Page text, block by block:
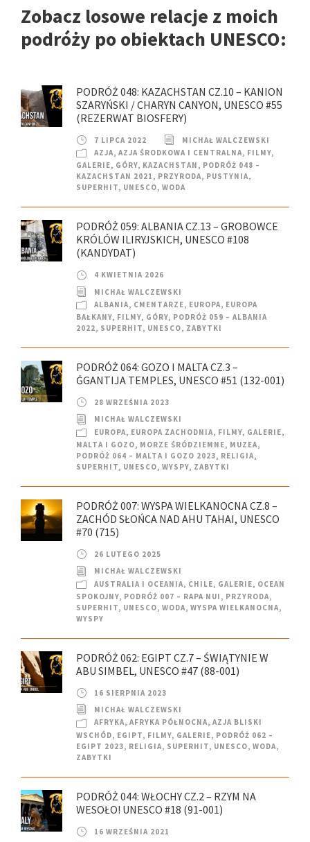
Zobacz losowe relacje z moich
podróży po obiektach UNESCO:
PODRÓŻ 048: KAZACHSTAN CZ.10 – KANION
SZARYŃSKI / CHARYN CANYON, UNESCO #55
(REZERWAT BIOSFERY)
7 LIPCA 2022
MICHAŁ WALCZEWSKI
AZJA, AZJA ŚRODKOWA I CENTRALNA, FILMY,
GALERIE, GÓRY, KAZACHSTAN , PODRÓŻ 048 –
KAZACHSTAN 2021 , PRZYRODA, PUSTYNIA,
SUPERHIT, UNESCO, WODA
PODRÓŻ 059: ALBANIA CZ.13 – GROBOWCE
KRÓLÓW ILIRYJSKICH, UNESCO #108
(KANDYDAT)
4 KWIETNIA 2026
MICHAŁ WALCZEWSKI
ALBANIA, CMENTARZE, EUROPA, EUROPA
BAŁKANY, FILMY, GÓRY, PODRÓŻ 059 – ALBANIA
2022, SUPERHIT, UNESCO, ZABYTKI
PODRÓŻ 064: GOZO I MALTA CZ.3 –
ĠGANTIJA TEMPLES, UNESCO #51 (132-001)
28 WRZEŚNIA 2023
MICHAŁ WALCZEWSKI
EUROPA, EUROPA ZACHODNIA, FILMY, GALERIE,
MALTA I GOZO, MORZE ŚRÓDZIEMNE, MUZEA,
PODRÓŻ 064 – MALTA I GOZO 2023, RELIGIA,
SUPERHIT, UNESCO, WYSPY, ZABYTKI
PODRÓŻ 007: WYSPA WIELKANOCNA CZ.8 –
ZACHÓD SŁOŃCA NAD AHU TAHAI, UNESCO
#70 (715)
26 LUTEGO 2025
MICHAŁ WALCZEWSKI
AUSTRALIA I OCEANIA, CHILE, GALERIE, OCEAN
SPOKOJNY, PODRÓŻ 007 – RAPA NUI , PRZYRODA,
SUPERHIT, UNESCO, WODA, WYSPA WIELKANOCNA,
WYSPY
PODRÓŻ 062: EGIPT CZ.7 – ŚWIĄTYNIE W
ABU SIMBEL, UNESCO #47 (88-001)
16 SIERPNIA 2023
MICHAŁ WALCZEWSKI
AFRYKA, AFRYKA PÓŁNOCNA, AZJA BLISKI
WSCHÓD, EGIPT, FILMY, GALERIE, PODRÓŻ 062 –
EGIPT 2023, RELIGIA, SUPERHIT, UNESCO, WODA,
ZABYTKI
PODRÓŻ 044: WŁOCHY CZ.2 – RZYM NA
WESOŁO! UNESCO #18 (91-001)
16 WRZEŚNIA 2021